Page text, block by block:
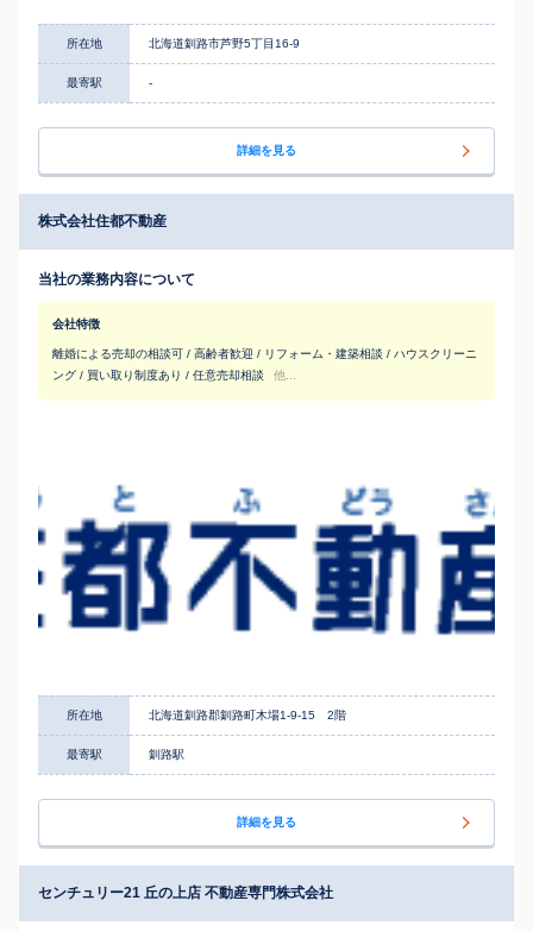
所在地 北海道釧路市芦野5丁目16-9
最寄駅 -
詳細を見る
株式会社住都不動産
当社の業務内容について
会社特徴
離婚による売却の相談可 / 高齢者歓迎 / リフォーム・建築相談 / ハウスクリーニ
ング / 買い取り制度あり / 任意売却相談
他...
所在地 北海道釧路郡釧路町木場1-9-15 2階
最寄駅 釧路駅
詳細を見る
センチュリー21 丘の上店 不動産専門株式会社